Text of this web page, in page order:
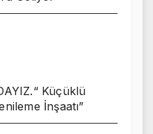
Küçüklü
İnşaatı”